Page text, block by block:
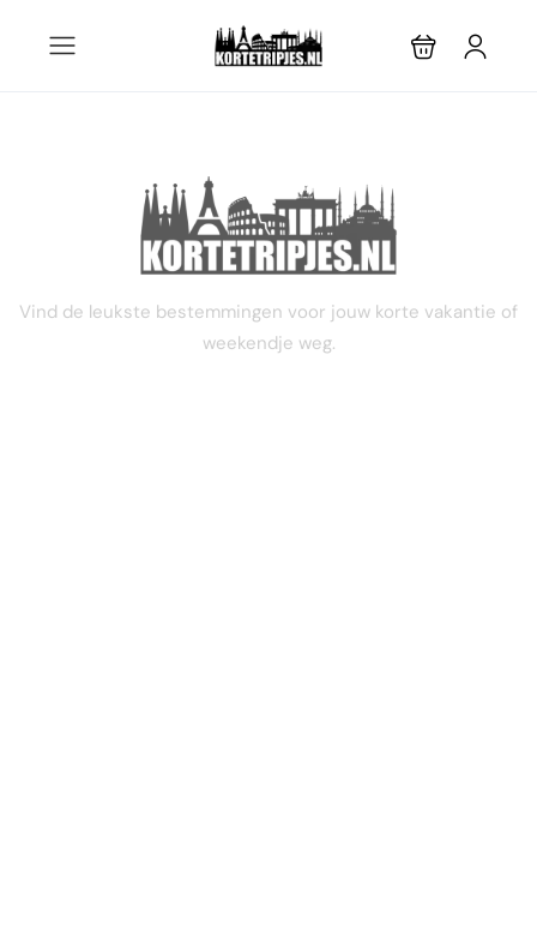
STEL JE EIGEN TRIP SAMEN
Vind de leukste bestemmingen voor jouw korte vakantie of
weekendje weg.